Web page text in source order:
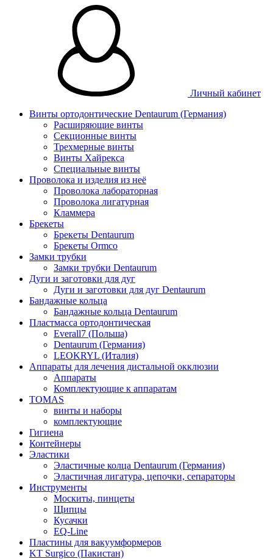
Личный кабинет
Винты ортодонтические Dentaurum (Германия)
Расширяющие винты
Секционные винты
Трехмерные винты
Винты Хайрекса
Специальные винты
Проволока и изделия из неё
Проволока лабораторная
Проволока лигатурная
Кламмера
Брекеты
Брекеты Dentaurum
Брекеты Ormco
Замки трубки
Замки трубки Dentaurum
Дуги и заготовки для дуг
Дуги и заготовки для дуг Dentaurum
Бандажные кольца
Бандажные кольца Dentaurum
Пластмасса ортодонтическая
Everall7 (Польша)
Dentaurum (Германия)
LEOKRYL (Италия)
Аппараты для лечения дистальной окклюзии
Аппараты
Комплектующие к аппаратам
TOMAS
винты и наборы
комплектующие
Гигиена
Контейнеры
Эластики
Эластичные колца Dentaurum (Германия)
Эластичная лигатура, цепочки, сепараторы
Инструменты
Москиты, пинцеты
Щипцы
Кусачки
EQ-Line
Пластины для вакуумформеров
KT Surgico (Пакистан)